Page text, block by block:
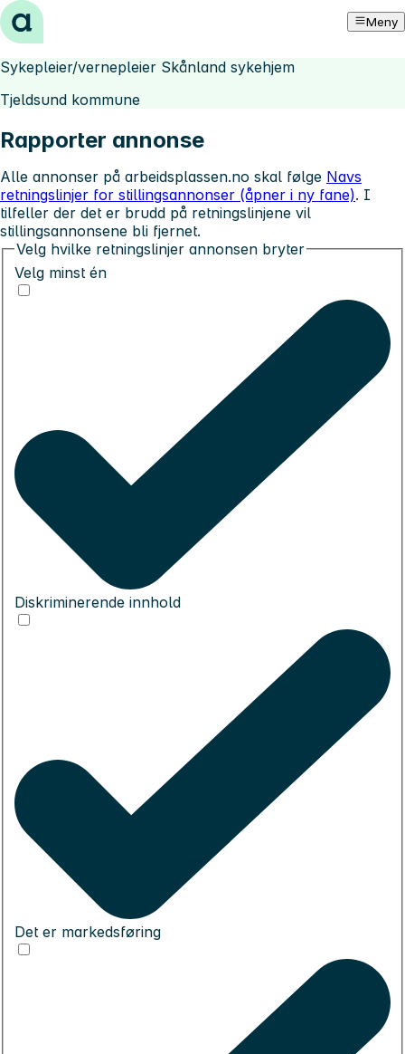
Hopp til innhold Meny
Sykepleier/vernepleier Skånland sykehjem
Tjeldsund kommune
Rapporter annonse
Alle annonser på arbeidsplassen.no skal følge Navs
retningslinjer for stillingsannonser (åpner i ny fane). I
tilfeller der det er brudd på retningslinjene vil
stillingsannonsene bli fjernet.
Velg hvilke retningslinjer annonsen bryter
Velg minst én
Diskriminerende innhold
Det er markedsføring